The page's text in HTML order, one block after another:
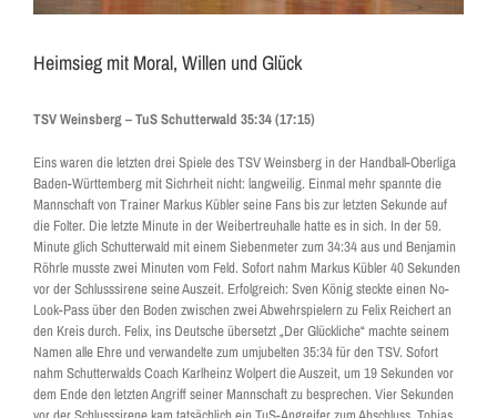
Heimsieg mit Moral, Willen und Glück
TSV Weinsberg – TuS Schutterwald 35:34 (17:15)
Eins waren die letzten drei Spiele des TSV Weinsberg in der Handball-Oberliga
Baden-Württemberg mit Sichrheit nicht: langweilig. Einmal mehr spannte die
Mannschaft von Trainer Markus Kübler seine Fans bis zur letzten Sekunde auf
die Folter. Die letzte Minute in der Weibertreuhalle hatte es in sich. In der 59.
Minute glich Schutterwald mit einem Siebenmeter zum 34:34 aus und Benjamin
Röhrle musste zwei Minuten vom Feld. Sofort nahm Markus Kübler 40 Sekunden
vor der Schlusssirene seine Auszeit. Erfolgreich: Sven König steckte einen No-
Look-Pass über den Boden zwischen zwei Abwehrspielern zu Felix Reichert an
den Kreis durch. Felix, ins Deutsche übersetzt „Der Glückliche“ machte seinem
Namen alle Ehre und verwandelte zum umjubelten 35:34 für den TSV. Sofort
nahm Schutterwalds Coach Karlheinz Wolpert die Auszeit, um 19 Sekunden vor
dem Ende den letzten Angriff seiner Mannschaft zu besprechen. Vier Sekunden